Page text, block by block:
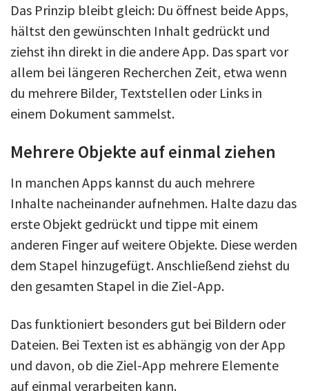
Das Prinzip bleibt gleich: Du öffnest beide Apps,
hältst den gewünschten Inhalt gedrückt und
ziehst ihn direkt in die andere App. Das spart vor
allem bei längeren Recherchen Zeit, etwa wenn
du mehrere Bilder, Textstellen oder Links in
einem Dokument sammelst.
Mehrere Objekte auf einmal ziehen
In manchen Apps kannst du auch mehrere
Inhalte nacheinander aufnehmen. Halte dazu das
erste Objekt gedrückt und tippe mit einem
anderen Finger auf weitere Objekte. Diese werden
dem Stapel hinzugefügt. Anschließend ziehst du
den gesamten Stapel in die Ziel-App.
Das funktioniert besonders gut bei Bildern oder
Dateien. Bei Texten ist es abhängig von der App
und davon, ob die Ziel-App mehrere Elemente
auf einmal verarbeiten kann.